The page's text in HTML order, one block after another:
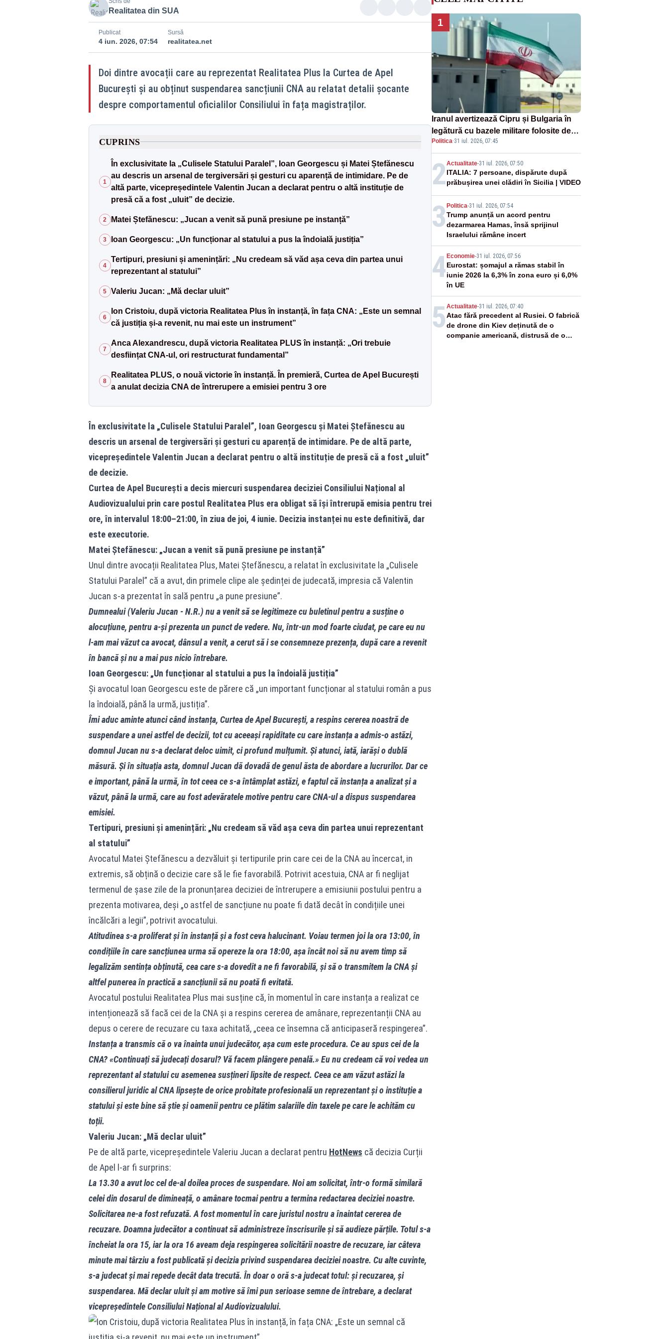
Realitatea din SUA
Publicat
4 iun. 2026, 07:54
Sursă
realitatea.net
Doi dintre avocații care au reprezentat Realitatea Plus la Curtea de Apel
București și au obținut suspendarea sancțiunii CNA au relatat detalii șocante
despre comportamentul oficialilor Consiliului în fața magistraților.
CUPRINS
1
În exclusivitate la „Culisele Statului Paralel”, Ioan Georgescu și Matei Ștefănescu
au descris un arsenal de tergiversări și gesturi cu aparență de intimidare. Pe de
altă parte, vicepreședintele Valentin Jucan a declarat pentru o altă instituție de
presă că a fost „uluit” de decizie.
2 Matei Ștefănescu: „Jucan a venit să pună presiune pe instanță”
3 Ioan Georgescu: „Un funcționar al statului a pus la îndoială justiția”
4
Tertipuri, presiuni și amenințări: „Nu credeam să văd așa ceva din partea unui
reprezentant al statului”
5 Valeriu Jucan: „Mă declar uluit”
6
Ion Cristoiu, după victoria Realitatea Plus în instanță, în fața CNA: „Este un semnal
că justiția și-a revenit, nu mai este un instrument”
7
Anca Alexandrescu, după victoria Realitatea PLUS în instanță: „Ori trebuie
desființat CNA-ul, ori restructurat fundamental”
8
Realitatea PLUS, o nouă victorie în instanță. În premieră, Curtea de Apel București
a anulat decizia CNA de întrerupere a emisiei pentru 3 ore
În exclusivitate la „Culisele Statului Paralel”, Ioan Georgescu și Matei Ștefănescu au
descris un arsenal de tergiversări și gesturi cu aparență de intimidare. Pe de altă parte,
vicepreședintele Valentin Jucan a declarat pentru o altă instituție de presă că a fost „uluit”
de decizie.
Curtea de Apel București a decis miercuri suspendarea deciziei Consiliului Național al
Audiovizualului prin care postul Realitatea Plus era obligat să își întrerupă emisia pentru trei
ore, în intervalul 18:00–21:00, în ziua de joi, 4 iunie. Decizia instanței nu este definitivă, dar
este executorie.
Matei Ștefănescu: „Jucan a venit să pună presiune pe instanță”
Unul dintre avocații Realitatea Plus, Matei Ștefănescu, a relatat în exclusivitate la „Culisele
Statului Paralel” că a avut, din primele clipe ale ședinței de judecată, impresia că Valentin
Jucan s‑a prezentat în sală pentru „a pune presiune”.
Dumnealui (Valeriu Jucan - N.R.) nu a venit să se legitimeze cu buletinul pentru a susține o
alocuțiune, pentru a‑și prezenta un punct de vedere. Nu, într‑un mod foarte ciudat, pe care eu nu
l‑am mai văzut ca avocat, dânsul a venit, a cerut să i se consemneze prezența, după care a revenit
în bancă și nu a mai pus nicio întrebare.
Ioan Georgescu: „Un funcționar al statului a pus la îndoială justiția”
Și avocatul Ioan Georgescu este de părere că „un important funcționar al statului român a pus
la îndoială, până la urmă, justiția”.
Îmi aduc aminte atunci când instanța, Curtea de Apel București, a respins cererea noastră de
suspendare a unei astfel de decizii, tot cu aceeași rapiditate cu care instanța a admis‑o astăzi,
domnul Jucan nu s‑a declarat deloc uimit, ci profund mulțumit. Și atunci, iată, iarăși o dublă
măsură. Și în situația asta, domnul Jucan dă dovadă de genul ăsta de abordare a lucrurilor. Dar ce
e important, până la urmă, în tot ceea ce s‑a întâmplat astăzi, e faptul că instanța a analizat și a
văzut, până la urmă, care au fost adevăratele motive pentru care CNA‑ul a dispus suspendarea
emisiei.
Tertipuri, presiuni și amenințări: „Nu credeam să văd așa ceva din partea unui reprezentant
al statului”
Avocatul Matei Ștefănescu a dezvăluit și tertipurile prin care cei de la CNA au încercat, in
extremis, să obțină o decizie care să le fie favorabilă. Potrivit acestuia, CNA ar fi neglijat
termenul de șase zile de la pronunțarea deciziei de întrerupere a emisiunii postului pentru a
prezenta motivarea, deși „o astfel de sancțiune nu poate fi dată decât în condițiile unei
încălcări a legii”, potrivit avocatului.
Atitudinea s‑a proliferat și în instanță și a fost ceva halucinant. Voiau termen joi la ora 13:00, în
condițiile în care sancțiunea urma să opereze la ora 18:00, așa încât noi să nu avem timp să
legalizăm sentința obținută, cea care s‑a dovedit a ne fi favorabilă, și să o transmitem la CNA și
altfel punerea în practică a sancțiunii să nu poată fi evitată.
Avocatul postului Realitatea Plus mai susține că, în momentul în care instanța a realizat ce
intenționează să facă cei de la CNA și a respins cererea de amânare, reprezentanții CNA au
depus o cerere de recuzare cu taxa achitată, „ceea ce însemna că anticipaseră respingerea”.
Instanța a transmis că o va înainta unui judecător, așa cum este procedura. Ce au spus cei de la
CNA? «Continuați să judecați dosarul? Vă facem plângere penală.» Eu nu credeam că voi vedea un
reprezentant al statului cu asemenea susțineri lipsite de respect. Ceea ce am văzut astăzi la
consilierul juridic al CNA lipsește de orice probitate profesională un reprezentant și o instituție a
statului și este bine să știe și oamenii pentru ce plătim salariile din taxele pe care le achităm cu
toții.
Valeriu Jucan: „Mă declar uluit”
Pe de altă parte, vicepreședintele Valeriu Jucan a declarat pentru HotNews că decizia Curții
de Apel l‑ar fi surprins:
La 13.30 a avut loc cel de‑al doilea proces de suspendare. Noi am solicitat, într‑o formă similară
celei din dosarul de dimineață, o amânare tocmai pentru a termina redactarea deciziei noastre.
Solicitarea ne‑a fost refuzată. A fost momentul în care juristul nostru a înaintat cererea de
recuzare. Doamna judecător a continuat să administreze înscrisurile și să audieze părțile. Totul s‑a
încheiat la ora 15, iar la ora 16 aveam deja respingerea solicitării noastre de recuzare, iar câteva
minute mai târziu a fost publicată și decizia privind suspendarea deciziei noastre. Cu alte cuvinte,
s‑a judecat și mai repede decât data trecută. În doar o oră s‑a judecat totul: și recuzarea, și
suspendarea. Mă declar uluit și am motive să îmi pun serioase semne de întrebare, a declarat
vicepreședintele Consiliului Național al Audiovizualului.
1
Iranul avertizează Cipru și Bulgaria în
legătură cu bazele militare folosite de
SUA
Politica·31 iul. 2026, 07:45
2Actualitate-31 iul. 2026, 07:50
ITALIA: 7 persoane, dispărute după
prăbușirea unei clădiri în Sicilia | VIDEO
3 Politica-31 iul. 2026, 07:54
Trump anunță un acord pentru
dezarmarea Hamas, însă sprijinul
Israelului rămâne incert
4Economie-31 iul. 2026, 07:56
Eurostat: șomajul a rămas stabil în
iunie 2026 la 6,3% în zona euro și 6,0%
în UE
5 Actualitate-31 iul. 2026, 07:40
Atac fără precedent al Rusiei. O fabrică
de drone din Kiev deținută de o
companie americană, distrusă de o